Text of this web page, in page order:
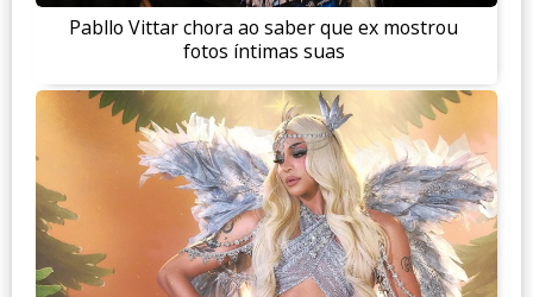
Pabllo Vittar chora ao saber que ex mostrou
fotos íntimas suas